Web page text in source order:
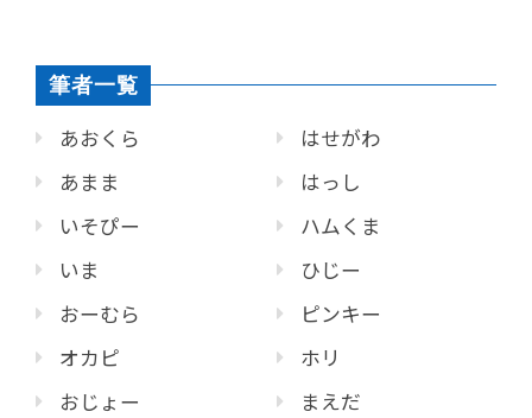
筆者一覧
あおくら
あまま
いそぴー
いま
おーむら
オカピ
おじょー
はせがわ
はっし
ハムくま
ひじー
ピンキー
ホリ
まえだ